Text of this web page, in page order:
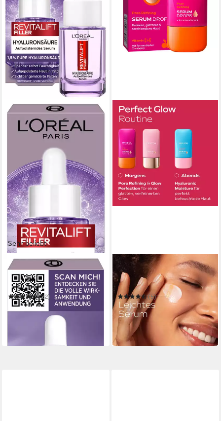
Sehr beliebt
L'ORÉAL PARIS
Gesichtsserum REVITALIFT
FILLER ANTI-FALTEN
SERUM
(22)
12,99 €
in 5-6 Werktagen bei dir
WELEDA
Gesichtsserum PORE
REFINING SERUM DROPS
(5)
ab 9,99 € UVP
11,95 €
(333,00 €/ 1 l)
-16%
in 1-2 Werktagen bei dir